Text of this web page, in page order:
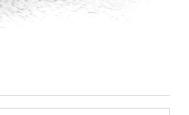
1903 РОКУ